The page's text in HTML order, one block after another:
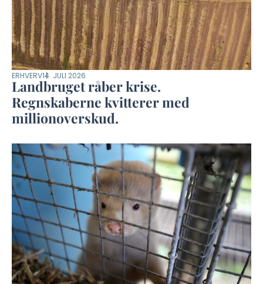
ERHVERV14. JULI 2026
Landbruget råber krise.
Regnskaberne kvitterer med
millionoverskud.